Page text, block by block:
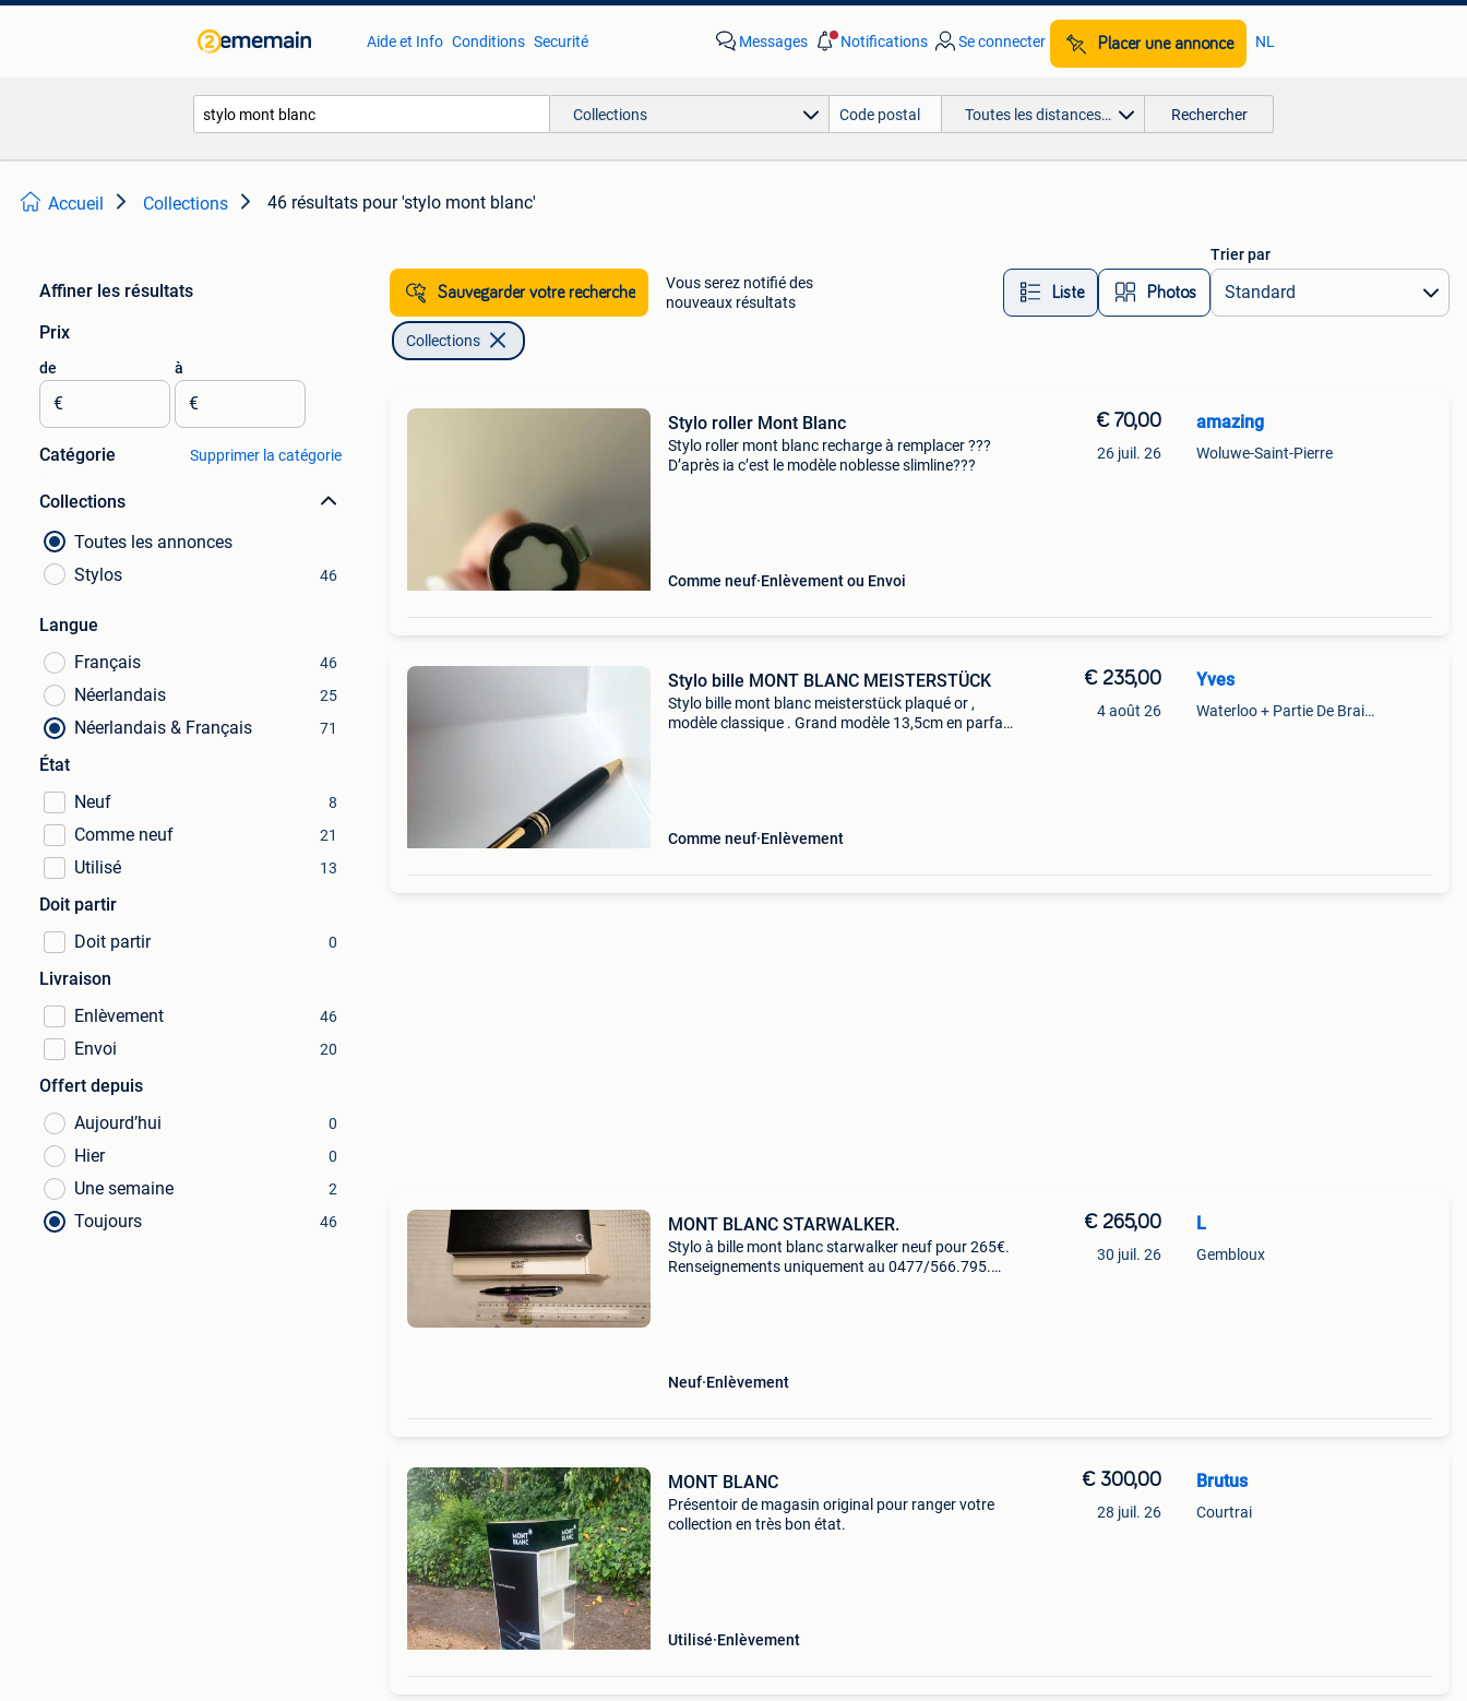
Aide et Info Conditions Securité Messages Notifications Se connecter Placer une annonce NL
Collections Toutes les distances… Rechercher
Accueil Collections 46 résultats pour 'stylo mont blanc'
Affiner les résultats
Prix
de
€
à
€
Catégorie Supprimer la catégorie
Collections
Toutes les annonces
Stylos
46
Langue
Français
46
Néerlandais 25
Néerlandais & Français 71
État
Neuf
8
Comme neuf 21
Utilisé 13
Doit partir
Doit partir
0
Livraison
Enlèvement
46
Envoi 20
Offert depuis
Aujourd’hui
0
Hier 0
Une semaine 2
Toujours 46
Sauvegarder votre recherche
Vous serez notifié des
nouveaux résultats
Liste Photos
Trier par
Collections
Stylo roller Mont Blanc
Stylo roller mont blanc recharge à remplacer ???
D’après ia c’est le modèle noblesse slimline???
Comme neuf Enlèvement ou Envoi
€ 70,00
26 juil. 26
amazing
Woluwe-Saint-Pierre
Stylo bille MONT BLANC MEISTERSTÜCK
Stylo bille mont blanc meisterstück plaqué or ,
modèle classique . Grand modèle 13,5cm en parfait
Comme neuf Enlèvement
€ 235,00
4 août 26
Yves
Waterloo + Partie De Braine-L'Alleud, De Ohain
MONT BLANC STARWALKER.
Stylo à bille mont blanc starwalker neuf pour 265€.
Renseignements uniquement au 0477/566.795.
Neuf Enlèvement
€ 265,00
30 juil. 26
L
Gembloux
MONT BLANC
Présentoir de magasin original pour ranger votre
collection en très bon état.
Utilisé Enlèvement
€ 300,00
28 juil. 26
Brutus
Courtrai